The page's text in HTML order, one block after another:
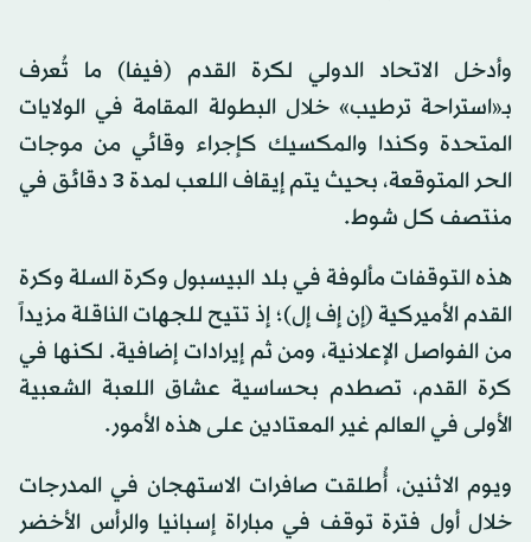
وأدخل الاتحاد الدولي لكرة القدم (فيفا) ما تُعرف
بـ«استراحة ترطيب» خلال البطولة المقامة في الولايات
المتحدة وكندا والمكسيك كإجراء وقائي من موجات
الحر المتوقعة، بحيث يتم إيقاف اللعب لمدة 3 دقائق في
منتصف كل شوط.
هذه التوقفات مألوفة في بلد البيسبول وكرة السلة وكرة
القدم الأميركية (إن إف إل)؛ إذ تتيح للجهات الناقلة مزيداً
من الفواصل الإعلانية، ومن ثم إيرادات إضافية. لكنها في
كرة القدم، تصطدم بحساسية عشاق اللعبة الشعبية
الأولى في العالم غير المعتادين على هذه الأمور.
ويوم الاثنين، أُطلقت صافرات الاستهجان في المدرجات
خلال أول فترة توقف في مباراة إسبانيا والرأس الأخضر